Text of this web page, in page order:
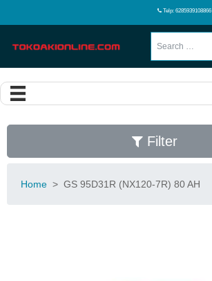
Telp: 6285939108866
Filter
Home > GS 95D31R (NX120-7R) 80 AH